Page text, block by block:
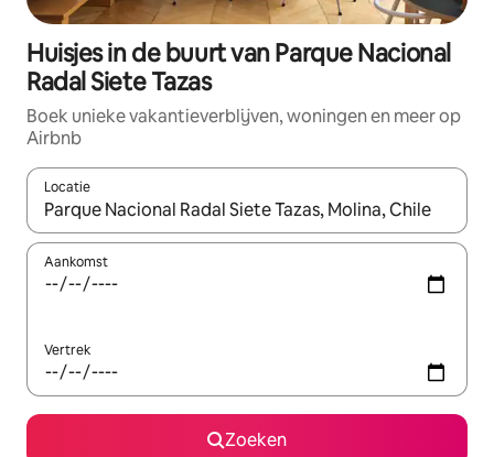
Huisjes in de buurt van Parque Nacional
Radal Siete Tazas
Boek unieke vakantieverblijven, woningen en meer op
Airbnb
Locatie
Wanneer er suggesties beschikbaar zijn, maak je een keuze
Aankomst
Vertrek
Zoeken